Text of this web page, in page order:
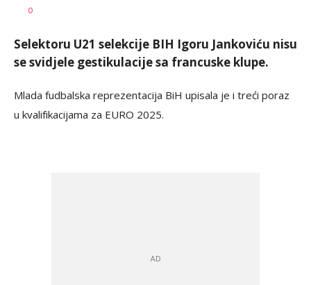
AUTOR
0
Selektoru U21 selekcije BIH Igoru Jankoviću nisu
se svidjele gestikulacije sa francuske klupe.
Mlada fudbalska reprezentacija BiH upisala je i treći poraz
u kvalifikacijama za EURO 2025.